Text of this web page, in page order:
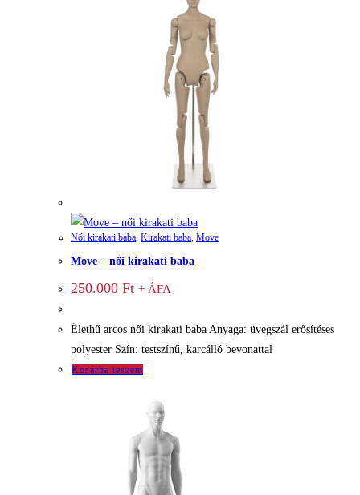
Női kirakati baba Kirakati baba Move
Move – női kirakati baba
250.000 Ft + ÁFA
Élethű arcos női kirakati baba Anyaga: üvegszál erősítéses
polyester Szín: testszínű, karcálló bevonattal
Kosárba teszem